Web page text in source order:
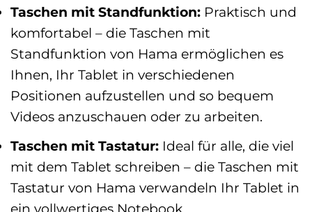
Taschen mit Standfunktion: Praktisch und
komfortabel – die Taschen mit
Standfunktion von Hama ermöglichen es
Ihnen, Ihr Tablet in verschiedenen
Positionen aufzustellen und so bequem
Videos anzuschauen oder zu arbeiten.
Taschen mit Tastatur: Ideal für alle, die viel
mit dem Tablet schreiben – die Taschen mit
Tastatur von Hama verwandeln Ihr Tablet in
ein vollwertiges Notebook.